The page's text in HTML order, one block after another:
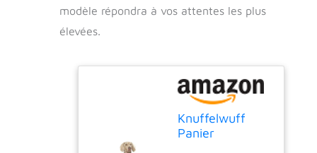
modèle répondra à vos attentes les plus
élevées.
Knuffelwuff
Panier